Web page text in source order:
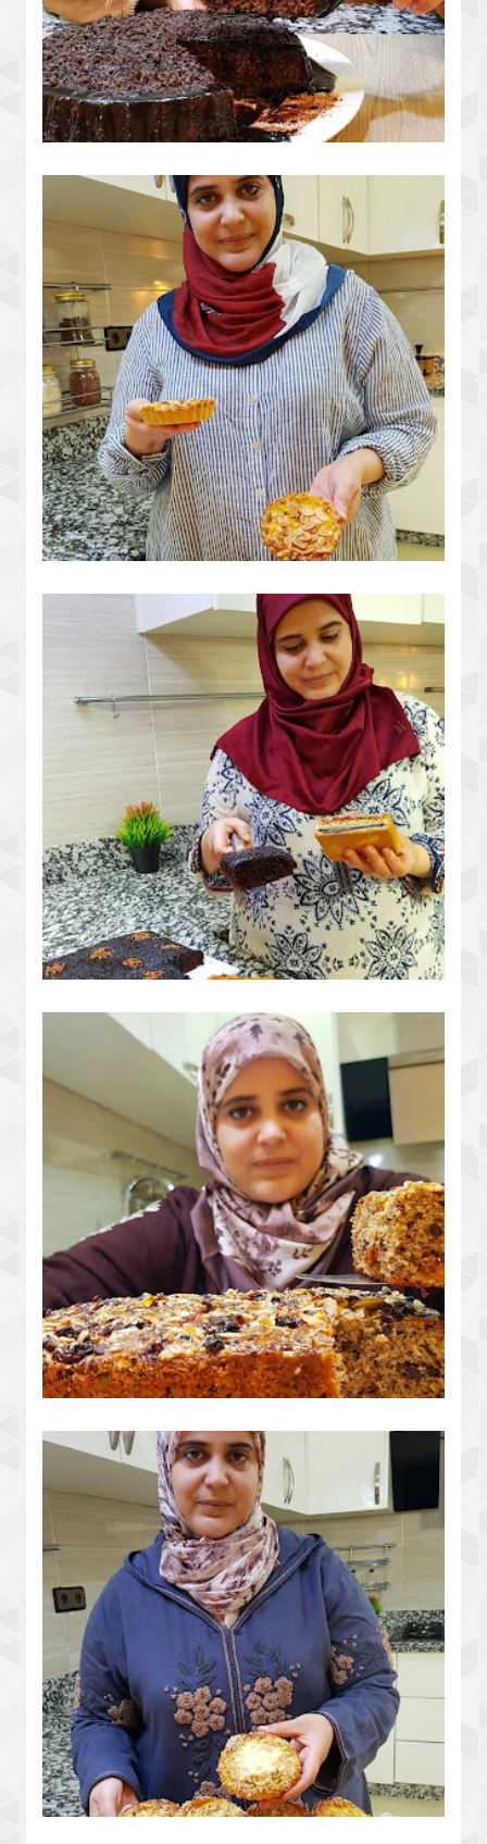
كيكة بخليط لأول مرة مسقية كلها
شكلاط المذاق
طورطات صغيرة للكوتي وبريوش سهل
وخفيف
كيكة العيد جبتهم ليك بزوج اختاري فيهم
اللي يناسبك لفطور العيد
الكيكة اللي واعدتكم بها صحية تمتعي بيها
انت وليداتك